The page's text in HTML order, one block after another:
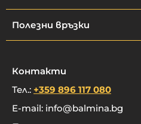
Полезни връзки
Контакти
Тел.: +359 896 117 080
E-mail: info@balmina.bg